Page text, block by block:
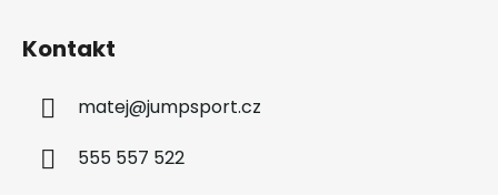
Kontakt
matej@jumpsport.cz
555 557 522